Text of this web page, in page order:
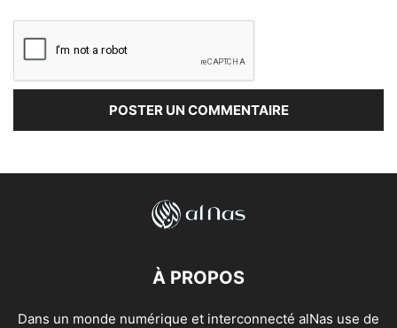
À PROPOS
Dans un monde numérique et interconnecté alNas use de